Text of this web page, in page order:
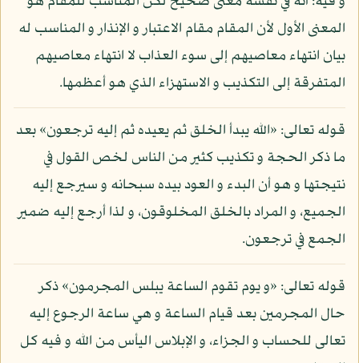
المعنى الأول لأن المقام مقام الاعتبار و الإنذار و المناسب له
بيان انتهاء معاصيهم إلى سوء العذاب لا انتهاء معاصيهم
المتفرقة إلى التكذيب و الاستهزاء الذي هو أعظمها.
قوله تعالى: «الله يبدأ الخلق ثم يعيده ثم إليه ترجعون» بعد
ما ذكر الحجة و تكذيب كثير من الناس لخص القول في
نتيجتها و هو أن البدء و العود بيده سبحانه و سيرجع إليه
الجميع، و المراد بالخلق المخلوقون، و لذا أرجع إليه ضمير
الجمع في ترجعون.
قوله تعالى: «و يوم تقوم الساعة يبلس المجرمون» ذكر
حال المجرمين بعد قيام الساعة و هي ساعة الرجوع إليه
تعالى للحساب و الجزاء، و الإبلاس اليأس من الله و فيه كل